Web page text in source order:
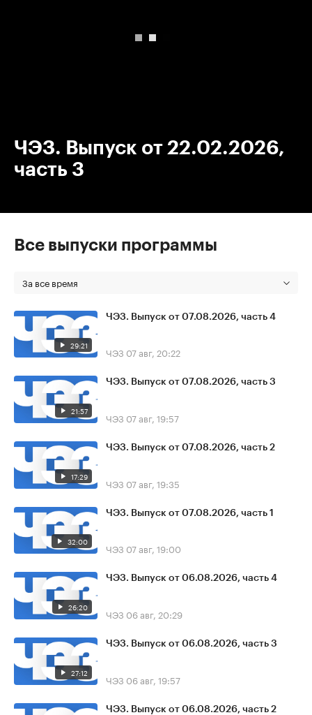
ЧЭЗ. Выпуск от 22.02.2026,
часть 3
Все выпуски программы
За все время
29:21
ЧЭЗ. Выпуск от 07.08.2026, часть 4
ЧЭЗ 07 авг, 20:22
21:57
ЧЭЗ. Выпуск от 07.08.2026, часть 3
ЧЭЗ 07 авг, 19:57
17:29
ЧЭЗ. Выпуск от 07.08.2026, часть 2
ЧЭЗ 07 авг, 19:35
32:00
ЧЭЗ. Выпуск от 07.08.2026, часть 1
ЧЭЗ 07 авг, 19:00
26:20
ЧЭЗ. Выпуск от 06.08.2026, часть 4
ЧЭЗ 06 авг, 20:29
27:12
ЧЭЗ. Выпуск от 06.08.2026, часть 3
ЧЭЗ 06 авг, 19:57
ЧЭЗ. Выпуск от 06.08.2026, часть 2